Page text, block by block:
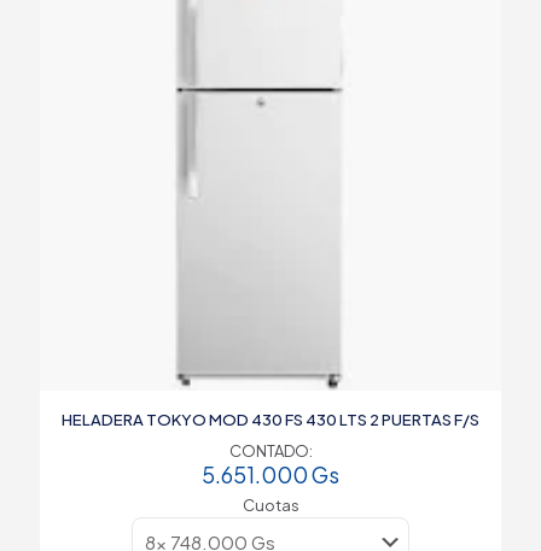
HELADERA TOKYO MOD 430 FS 430 LTS 2 PUERTAS F/S
CONTADO:
5.651.000Gs
Cuotas